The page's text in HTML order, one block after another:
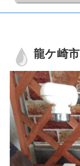
龍ケ崎